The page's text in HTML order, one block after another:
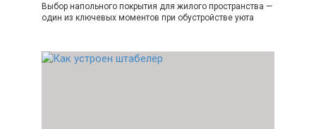
Выбор напольного покрытия для жилого пространства —
один из ключевых моментов при обустройстве уюта